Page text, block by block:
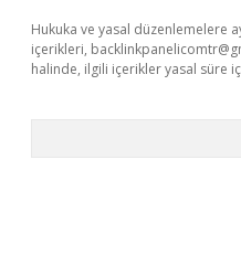
Hukuka ve yasal düzenlemelere
içerikleri,
halinde, ilgili içerikler yasal süre